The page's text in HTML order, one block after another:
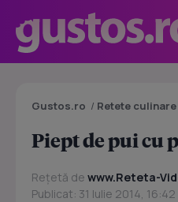
Gustos.ro / Retete culinare
Piept de pui cu
Rețetă de www.Reteta-
Publicat: 31 Iulie 2014, 16:42